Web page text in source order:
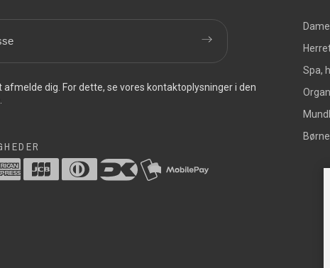
afmelde dig. For dette, se vores kontaktoplysninger i den
Spa,